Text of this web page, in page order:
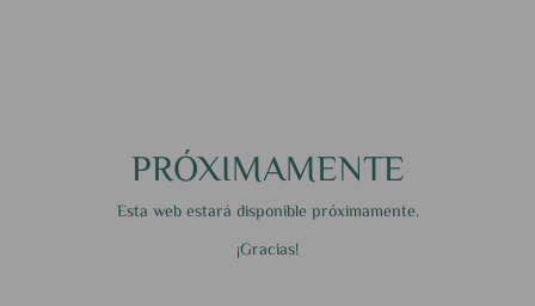
PRÓXIMAMENTE
Esta web estará disponible próximamente.
¡Gracias!